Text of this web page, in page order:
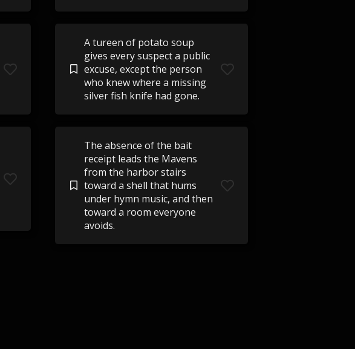
A tureen of potato soup
gives every suspect a public
excuse, except the person
who knew where a missing
silver fish knife had gone.
The absence of the bait
receipt leads the Mavens
from the harbor stairs
toward a shell that hums
under hymn music, and then
toward a room everyone
avoids.